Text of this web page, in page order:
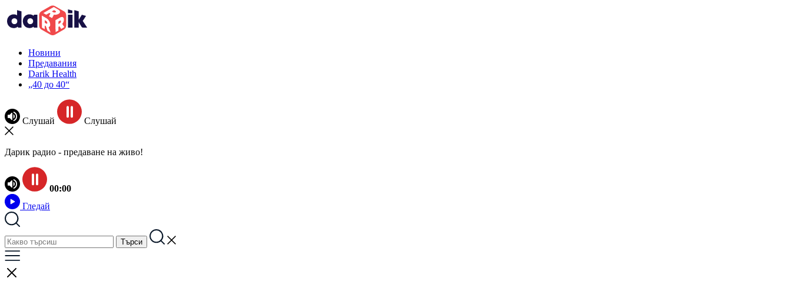
Новини
Предавания
Darik Health
„40 до 40“
Слушай Слушай
Дарик радио - предаване на живо!
00:00
Гледай